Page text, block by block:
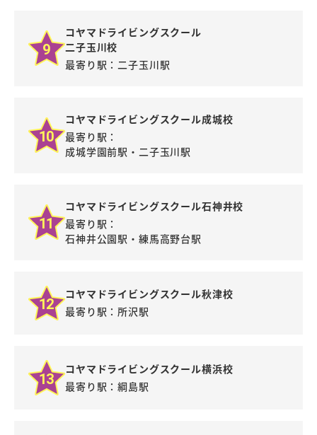
9
コヤマドライビングスクール
二子玉川校
最寄り駅：二子玉川駅
10
コヤマドライビングスクール成城校
最寄り駅：
成城学園前駅・二子玉川駅
11
コヤマドライビングスクール石神井校
最寄り駅：
石神井公園駅・練馬高野台駅
12
コヤマドライビングスクール秋津校
最寄り駅：所沢駅
13
コヤマドライビングスクール横浜校
最寄り駅：綱島駅